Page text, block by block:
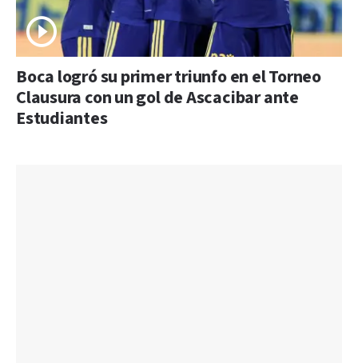
Boca logró su primer triunfo en el Torneo
Clausura con un gol de Ascacibar ante
Estudiantes